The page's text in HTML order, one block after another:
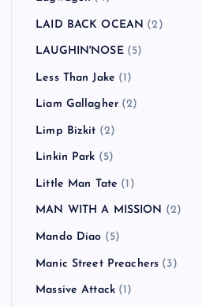
LAID BACK OCEAN (2)
LAUGHIN'NOSE(5)
Less Than Jake (1)
Liam Gallagher (2)
Limp Bizkit (2)
Linkin Park (5)
Little Man Tate (1)
MAN WITH A MISSION (2)
Mando Diao (5)
Manic Street Preachers (3)
Massive Attack (1)